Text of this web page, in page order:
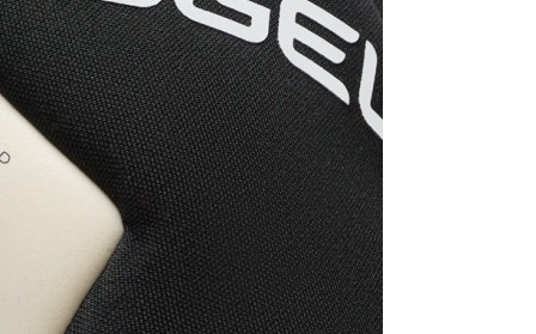
7 499₽ ×
UpDown
Купить
Информация о доставке
Эль-Монте
Курьер
Служба доставки СДЭК
Рассчитываем стоимость доставки...
ПВЗ СДЭК
Рассчитываем стоимость доставки...
Преимущества для клиентов
Закзать в интернет-магазине